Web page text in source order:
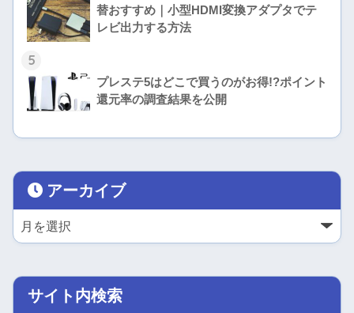
替おすすめ｜小型HDMI変換アダプタでテ
レビ出力する方法
5
プレステ5はどこで買うのがお得!?ポイント
還元率の調査結果を公開
アーカイブ
サイト内検索